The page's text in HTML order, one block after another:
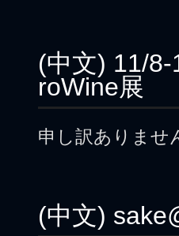
(中文) 11/
roWine展
申し訳ありま
(中文)